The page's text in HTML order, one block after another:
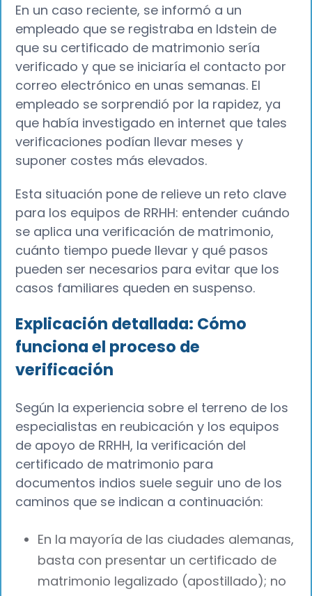
En un caso reciente, se informó a un
empleado que se registraba en Idstein de
que su certificado de matrimonio sería
verificado y que se iniciaría el contacto por
correo electrónico en unas semanas. El
empleado se sorprendió por la rapidez, ya
que había investigado en internet que tales
verificaciones podían llevar meses y
suponer costes más elevados.
Esta situación pone de relieve un reto clave
para los equipos de RRHH: entender cuándo
se aplica una verificación de matrimonio,
cuánto tiempo puede llevar y qué pasos
pueden ser necesarios para evitar que los
casos familiares queden en suspenso.
Explicación detallada: Cómo
funciona el proceso de
verificación
Según la experiencia sobre el terreno de los
especialistas en reubicación y los equipos
de apoyo de RRHH, la verificación del
certificado de matrimonio para
documentos indios suele seguir uno de los
caminos que se indican a continuación:
En la mayoría de las ciudades alemanas,
basta con presentar un certificado de
matrimonio legalizado (apostillado); no